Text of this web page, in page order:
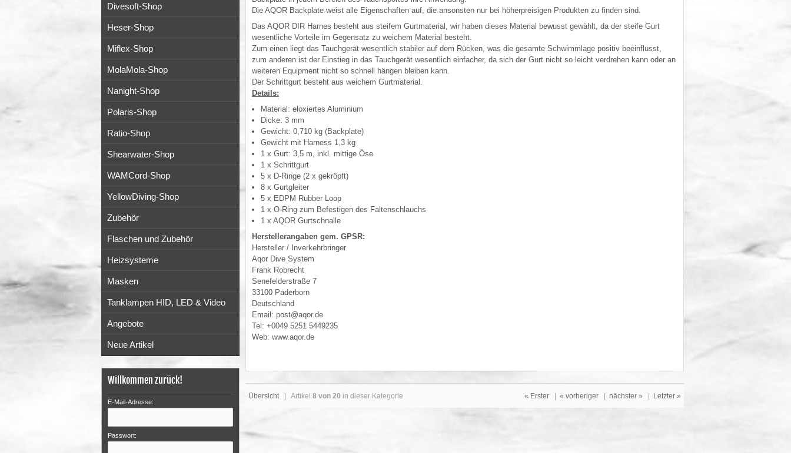
Divesoft-Shop
Heser-Shop
Miflex-Shop
MolaMola-Shop
Nanight-Shop
Polaris-Shop
Ratio-Shop
Shearwater-Shop
WAMCord-Shop
YellowDiving-Shop
Zubehör
Flaschen und Zubehör
Heizsysteme
Masken
Tanklampen HID, LED & Video
Angebote
Neue Artikel
Willkommen zurück!
E-Mail-Adresse:
Passwort:
Die AQOR Backplate weist alle Eigenschaften auf, die ansonsten nur bei höherpreisigen Produkten zu finden sind.
Das AQOR DIR Harnes besteht aus steifem Gurtmaterial, wir haben dieses Material bewusst gewählt, da der steife Gurt
wesentliche Vorteile im Gegensatz zu weichem Material besteht.
Zum einen liegt das Tauchgerät wesentlich stabiler auf dem Rücken, was die gesamte Schwimmlage positiv beeinflusst,
zum anderen ist der Einstieg in das Tauchgerät wesentlich einfacher, da sich der Gurt nicht so leicht verdrehen kann oder an
weiteren Equipment nicht so schnell hängen bleiben kann.
Der Schrittgurt besteht aus weichem Gurtmaterial.
Details:
Material: eloxiertes Aluminium
Dicke: 3 mm
Gewicht: 0,710 kg (Backplate)
Gewicht mit Harness 1,3 kg
1 x Gurt: 3,5 m, inkl. mittige Öse
1 x Schrittgurt
5 x D-Ringe (2 x gekröpft)
8 x Gurtgleiter
5 x EDPM Rubber Loop
1 x O-Ring zum Befestigen des Faltenschlauchs
1 x AQOR Gurtschnalle
Herstellerangaben gem. GPSR:
Hersteller / Inverkehrbringer
Aqor Dive System
Frank Robrecht
Senefelderstraße 7
33100 Paderborn
Deutschland
Email: post@aqor.de
Tel: +0049 5251 5449235
Web: www.aqor.de
Übersicht| Artikel 8 von 20 in dieser Kategorie « Erster « vorheriger nächster » Letzter »